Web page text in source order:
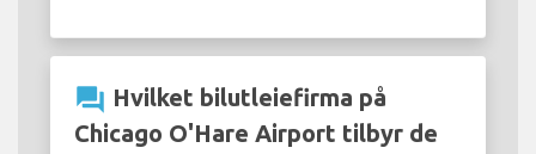
question_answer Hvilket bilutleiefirma på
Chicago O'Hare Airport tilbyr de